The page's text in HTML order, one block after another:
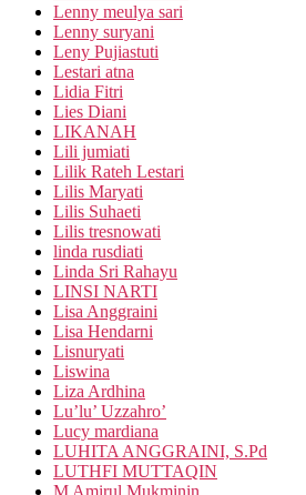
Lenny meulya sari
Lenny suryani
Leny Pujiastuti
Lestari atna
Lidia Fitri
Lies Diani
LIKANAH
Lili jumiati
Lilik Rateh Lestari
Lilis Maryati
Lilis Suhaeti
Lilis tresnowati
linda rusdiati
Linda Sri Rahayu
LINSI NARTI
Lisa Anggraini
Lisa Hendarni
Lisnuryati
Liswina
Liza Ardhina
Lu’lu’ Uzzahro’
Lucy mardiana
LUHITA ANGGRAINI, S.Pd
LUTHFI MUTTAQIN
M Amirul Mukminin